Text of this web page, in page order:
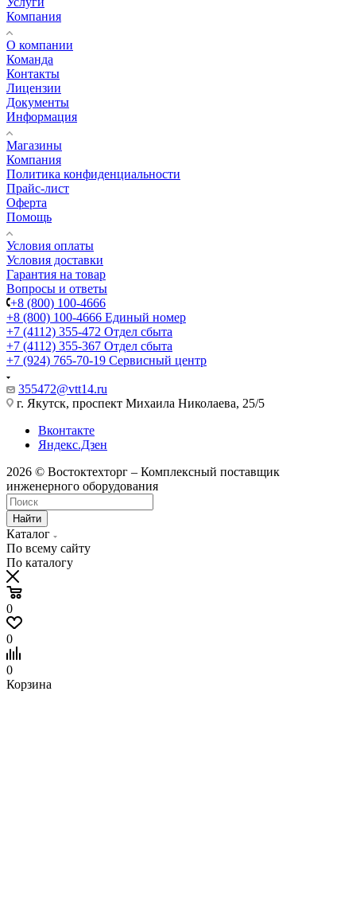
Компания
О компании
Команда
Контакты
Лицензии
Документы
Информация
Магазины
Компания
Политика конфиденциальности
Прайс-лист
Оферта
Помощь
Условия оплаты
Условия доставки
Гарантия на товар
Вопросы и ответы
+8 (800) 100-4666
+8 (800) 100-4666 Единый номер
+7 (4112) 355-472 Отдел сбыта
+7 (4112) 355-367 Отдел сбыта
+7 (924) 765-70-19 Сервисный центр
355472@vtt14.ru
г. Якутск, проспект Михаила Николаева, 25/5
Вконтакте
Яндекс.Дзен
2026 © Востоктехторг – Комплексный поставщик
инженерного оборудования
Найти
Каталог
По всему сайту
По каталогу
0
0
0
Корзина